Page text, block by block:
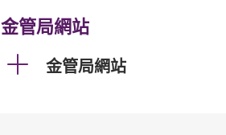
金管局網站
金管局網站